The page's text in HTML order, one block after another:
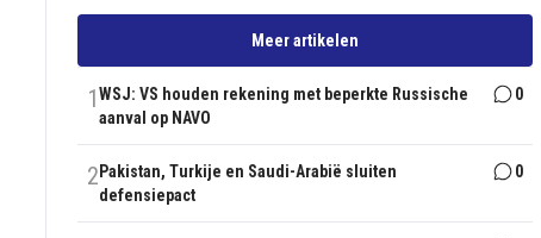
Meer artikelen
1WSJ: VS houden rekening met beperkte Russische
aanval op NAVO
0
2 Pakistan, Turkije en Saudi-Arabië sluiten
defensiepact
0